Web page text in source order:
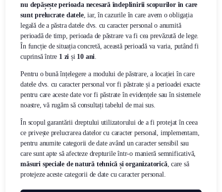
nu depășește perioada necesară îndeplinirii scopurilor în care
sunt prelucrate datele, iar, în cazurile în care avem o obligația
legală de a păstra datele dvs. cu caracter personal o anumită
perioadă de timp, perioada de păstrare va fi cea prevăzută de lege.
În funcție de situația concretă, această perioadă va varia, putând fi
cuprinsă între 1 zi și 10 ani
Pentru o bună înțelegere a modului de păstrare, a locației în care
datele dvs. cu caracter personal vor fi păstrate și a perioadei exacte
pentru care aceste date vor fi păstrate în evidențele sau în sistemele
noastre, vă rugăm să consultați tabelul de mai sus.
În scopul garantării dreptului utilizatorului de a fi protejat în ceea
ce privește prelucrarea datelor cu caracter personal, implementam,
pentru anumite categorii de date având un caracter sensibil sau
care sunt apte să afecteze drepturile într-o manieră semnificativă,
măsuri speciale de natură tehnică și organizatorică, care să
protejeze aceste categorii de date cu caracter personal.